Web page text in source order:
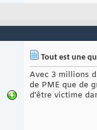
Tout est une
Avec 3 millions
de PME que de
d'être victime